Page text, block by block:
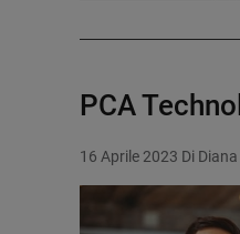
PCA
16 Aprile 2023 Di